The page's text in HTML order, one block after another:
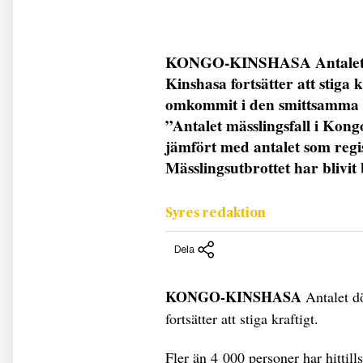
KONGO-KINSHASA
Kinshasa fortsätter att stiga
omkommit i den
”Antalet mässlingsfall i
jämfört med antalet som
Mässlingsutbrottet har
Syres redaktion
Dela
KONGO-KINSHASA Antalet
fortsätter att stiga kraftigt.
Fler än 4 000 personer har